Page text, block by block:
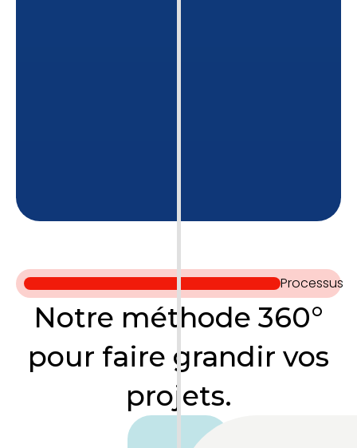
Processus
Notre méthode 360°
pour faire grandir vos
projets.